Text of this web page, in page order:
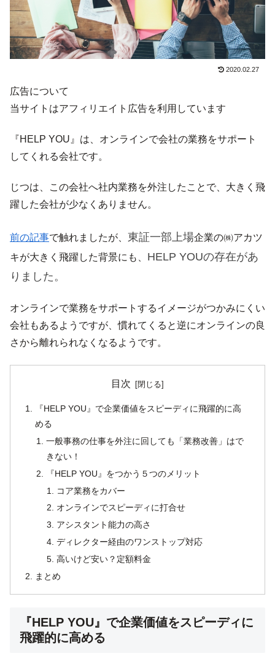
2020.02.27
広告について
当サイトはアフィリエイト広告を利用しています
『HELP YOU』は、オンラインで会社の業務をサポート
してくれる会社です。
じつは、この会社へ社内業務を外注したことで、大きく飛
躍した会社が少なくありません。
前の記事で触れましたが、 東証一部上場企業の㈱アカツ
キが大きく飛躍した背景にも、 HELP YOUの存在があ
りました。
オンラインで業務をサポートするイメージがつかみにくい
会社もあるようですが、慣れてくると逆にオンラインの良
さから離れられなくなるようです。
目次
『HELP YOU』で企業価値をスピーディに飛躍的に高
める
一般事務の仕事を外注に回しても「業務改善」はで
きない！
『HELP YOU』をつかう５つのメリット
コア業務をカバー
オンラインでスピーディに打合せ
アシスタント能力の高さ
ディレクター経由のワンストップ対応
高いけど安い？定額料金
まとめ
『HELP YOU』で企業価値をスピーディに
飛躍的に高める